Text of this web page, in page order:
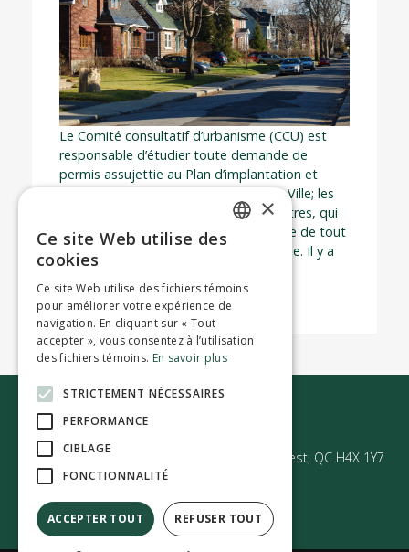
Le Comité consultatif d’urbanisme (CCU) est
responsable d’étudier toute demande de
permis assujettie au Plan d’implantation et
d’intégration architectural (PIIA) de la Ville; les
projets concernés sont ceux, entre autres, qui
visent à modifier l’apparence extérieure de tout
bâtiment situé sur le territoire de la Ville. Il y a
une ou deux rencontres par mois.
Nous joindre
50 Avenue Westminster Sud | Montréal-Ouest, QC H4X 1Y7
×
Ce site Web utilise des
cookies
Ce site Web utilise des fichiers témoins
pour améliorer votre expérience de
navigation. En cliquant sur « Tout
accepter », vous consentez à l’utilisation
des fichiers témoins. En savoir plus
STRICTEMENT NÉCESSAIRES
PERFORMANCE
CIBLAGE
FONCTIONNALITÉ
ACCEPTER TOUT REFUSER TOUT